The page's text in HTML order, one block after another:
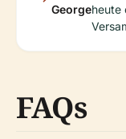
Georgeheute
FAQs